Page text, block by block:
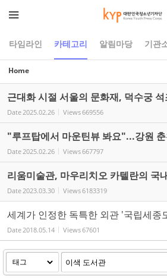
타임라인 카테고리 알림마당 기관
Home
근대화 시절 서울의 문화재, 덕수궁 석
Date2025.02.26 Views669556
"루프탑에서 마운틴뷰 봐요"...강원
Date2025.02.26 Views667797
리움미술관, 마우리치오 카텔란의 국
Date2023.03.30 Views6183319
세계가 인정한 독특한 외관 '국립세종
Date2018.05.14 Views67601
Sketchbook5, 스케치